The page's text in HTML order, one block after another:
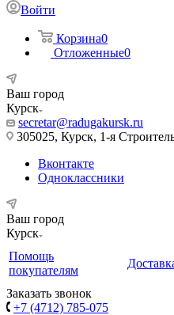
Войти
Корзина0
Отложенные0
Ваш город
Курск
secretar@radugakursk.ru
305025, Курск, 1-я
Вконтакте
Одноклассники
Ваш город
Курск
Помощь
покупателям
Заказать звонок
+7 (4712) 785-075